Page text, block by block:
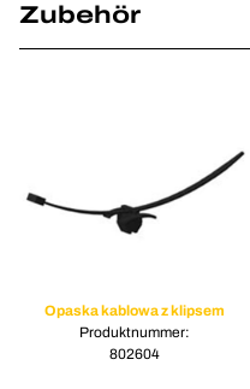
Zubehör
Opaska kablowa z klipsem
Produktnummer:
802604